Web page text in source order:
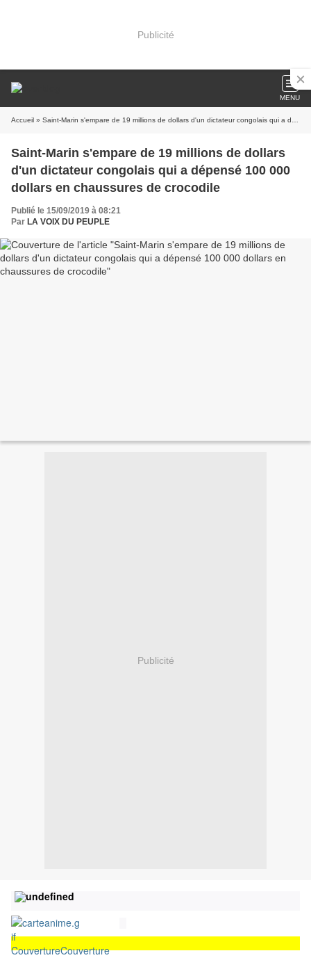
Publicité
MENU
Accueil » Saint-Marin s'empare de 19 millions de dollars d'un dictateur congolais qui a dépensé 100 000 dollars en chaussures de crocodile
Saint-Marin s'empare de 19 millions de dollars
d'un dictateur congolais qui a dépensé 100 000
dollars en chaussures de crocodile
Publié le 15/09/2019 à 08:21
Par LA VOIX DU PEUPLE
Publicité
CouvertureCouverture